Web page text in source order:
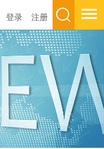
登录 注册